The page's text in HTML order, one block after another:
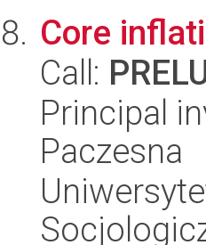
Core
Call:
Principal
Paczesna